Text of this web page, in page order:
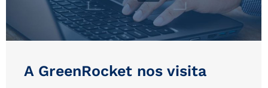
A GreenRocket nos visita